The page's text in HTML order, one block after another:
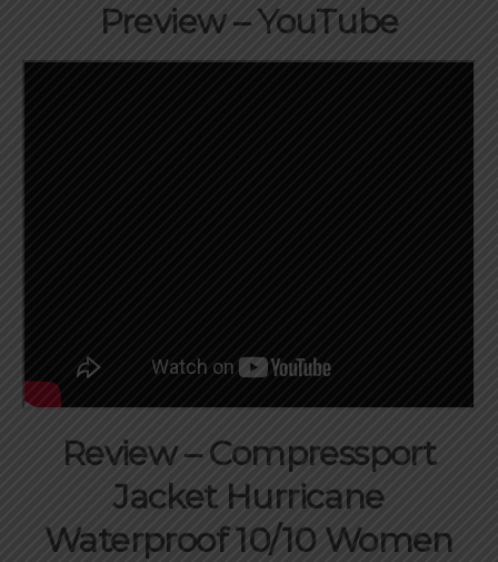
Preview – YouTube
Review – Compressport
Jacket Hurricane
Waterproof 10/10 Women